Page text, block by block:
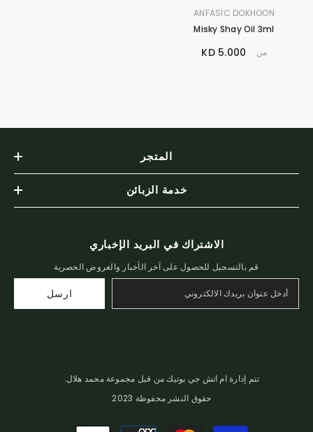
ANFASIC DOKHOON
Misky Shay Oil 3ml
من
5.000 KD
المتجر
خدمة الزبائن
الاشتراك في البريد الإخباري
قم بالتسجيل للحصول على آخر الأخبار والعروض الحصرية
ارسل
تتم إدارة ام اتش جي بوتيك من قبل مجموعة محمد هلال.
حقوق النشر محفوظة 2023
طرق